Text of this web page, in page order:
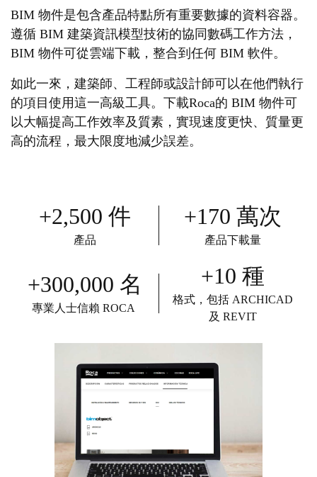
BIM 物件是包含產品特點所有重要數據的資料容器。
遵循 BIM 建築資訊模型技術的協同數碼工作方法，
BIM 物件可從雲端下載，整合到任何 BIM 軟件。
如此一來，建築師、工程師或設計師可以在他們執行
的項目使用這一高級工具。下載Roca的 BIM 物件可
以大幅提高工作效率及質素，實現速度更快、質量更
高的流程，最大限度地減少誤差。
+2,500 件
產品
+170 萬次
產品下載量
+300,000 名
專業人士信賴 ROCA
+10 種
格式，包括 ARCHICAD
及 REVIT